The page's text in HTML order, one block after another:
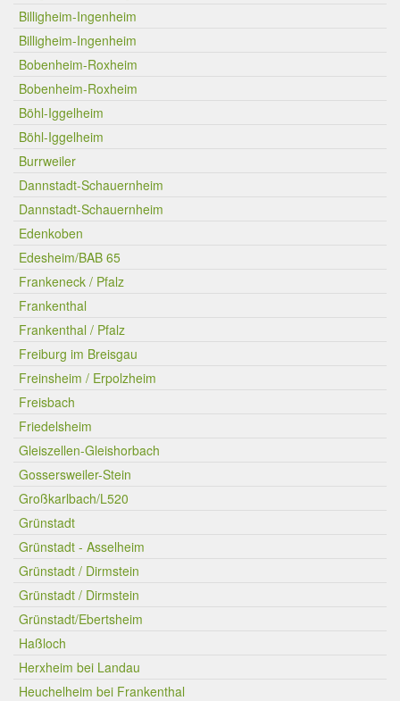
Billigheim-Ingenheim
Billigheim-Ingenheim
Bobenheim-Roxheim
Bobenheim-Roxheim
Böhl-Iggelheim
Böhl-Iggelheim
Burrweiler
Dannstadt-Schauernheim
Dannstadt-Schauernheim
Edenkoben
Edesheim/BAB 65
Frankeneck / Pfalz
Frankenthal
Frankenthal / Pfalz
Freiburg im Breisgau
Freinsheim / Erpolzheim
Freisbach
Friedelsheim
Gleiszellen-Gleishorbach
Gossersweiler-Stein
Großkarlbach/L520
Grünstadt
Grünstadt - Asselheim
Grünstadt / Dirmstein
Grünstadt / Dirmstein
Grünstadt/Ebertsheim
Haßloch
Herxheim bei Landau
Heuchelheim bei Frankenthal